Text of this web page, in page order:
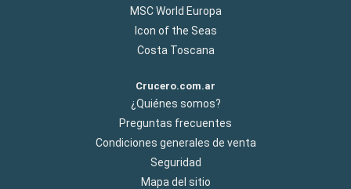
MSC World Europa
Icon of the Seas
Costa Toscana
Crucero.com.ar
¿Quiénes somos?
Preguntas frecuentes
Condiciones generales de venta
Seguridad
Mapa del sitio